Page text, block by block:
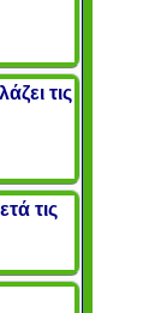
τις
τις